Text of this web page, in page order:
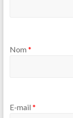
Nom *
E-mail *